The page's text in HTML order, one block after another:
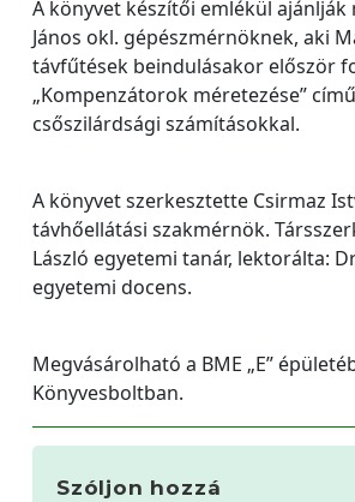
A könyvet készítői emlékül ajánlják
János okl. gépészmérnöknek, aki
távfűtések beindulásakor először
„Kompenzátorok méretezése”
csőszilárdsági számításokkal.
A könyvet szerkesztette Csirmaz
távhőellátási szakmérnök.
László egyetemi tanár, lektorálta:
egyetemi docens.
Megvásárolható a BME „E”
Könyvesboltban.
Szóljon hozzá